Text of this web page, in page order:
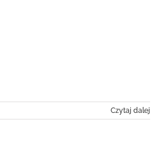
Czytaj dalej